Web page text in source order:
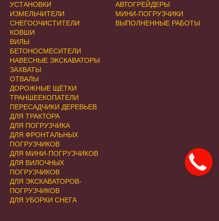
УСТАНОВКИ
ИЗМЕЛЬЧИТЕЛИ
СНЕГООЧИСТИТЕЛИ
КОВШИ
ВИЛЫ
БЕТОНОСМЕСИТЕЛИ
НАВЕСНЫЕ ЭКСКАВАТОРЫ
ЗАХВАТЫ
ОТВАЛЫ
ДОРОЖНЫЕ ЩЁТКИ
ТРАНШЕЕКОПАТЕЛИ
ПЕРЕСАДЧИКИ ДЕРЕВЬЕВ
ДЛЯ ТРАКТОРА
ДЛЯ ПОГРУЗЧИКА
ДЛЯ ФРОНТАЛЬНЫХ
ПОГРУЗЧИКОВ
ДЛЯ МИНИ-ПОГРУЗЧИКОВ
ДЛЯ ВИЛОЧНЫХ
ПОГРУЗЧИКОВ
ДЛЯ ЭКСКАВАТОРОВ-
ПОГРУЗЧИКОВ
ДЛЯ УБОРКИ СНЕГА
АВТОГРЕЙДЕРЫ
МИНИ-ПОГРУЗЧИКИ
ВЫПОЛНЕННЫЕ РАБОТЫ